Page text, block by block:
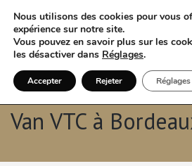
Votre Choix de
Van VTC à
Nous utilisons des cookies pour vous
expérience sur notre site.
Vous pouvez en savoir plus sur les
les désactiver dans Réglages.
Accepter Rejeter Réglages